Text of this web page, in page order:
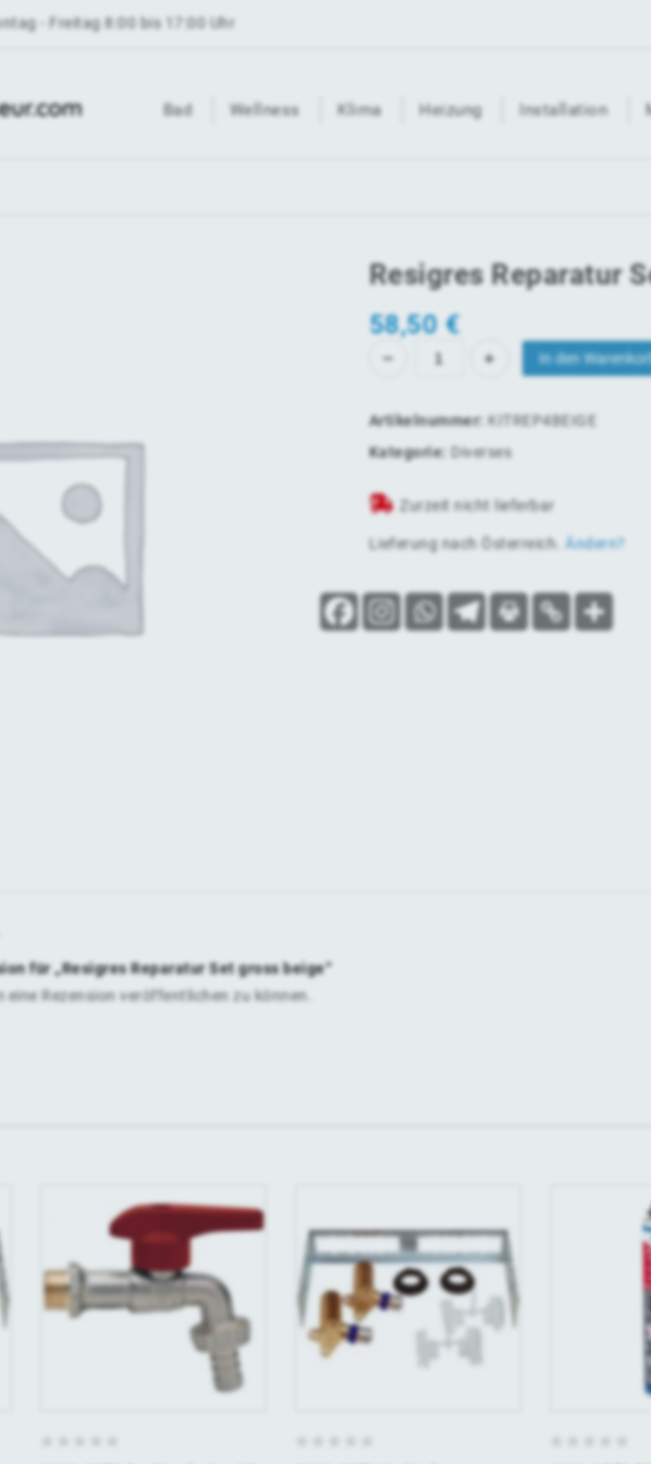
- Freitag 8:00 bis 17:00 Uhr
Bad Wellness Klima Heizung Installation
Resigres Reparatur
58,50€
In den
Artikelnummer: KITREP4BEIGE
Kategorie: Diverses
Zurzeit nicht lieferbar
Lieferung nach Österreich Ändern?
für „Resigres Reparatur Set gross beige“
eine Rezension veröffentlichen zu können.